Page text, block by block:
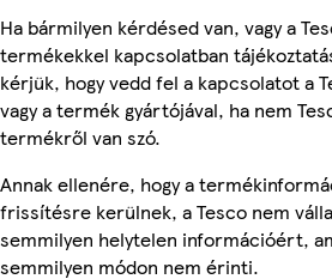
Ha bármilyen kérdésed van, vagy a
termékekkel kapcsolatban
kérjük, hogy vedd fel a kapcsolatot a
vagy a termék gyártójával, ha nem
termékről van szó.
Annak ellenére, hogy a
frissítésre kerülnek, a Tesco nem
semmilyen helytelen információért,
semmilyen módon nem érinti.